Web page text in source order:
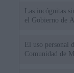
Las incógnitas
el Gobierno de
El uso personal
Comunidad de